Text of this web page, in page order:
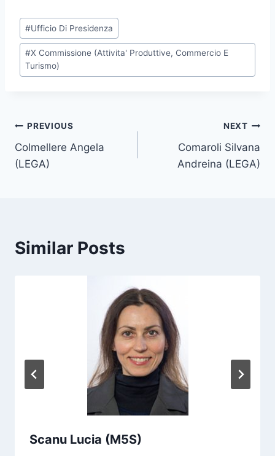
P
o
:
#Ufficio Di Presidenza
#X Commissione (Attivita' Produttive, Commercio E
Turismo)
Post
navigation
PREVIOUS
Colmellere Angela
(LEGA)
NEXT
Comaroli Silvana
Andreina (LEGA)
Similar Posts
Scanu Lucia (M5S)